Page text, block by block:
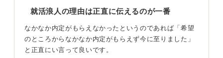
就活浪人の理由は正直に伝えるのが一番
なかなか内定がもらえなかったというのであれば「希望
のところからなかなか内定がもらえず今に至りました」
と正直にい言って良いです。